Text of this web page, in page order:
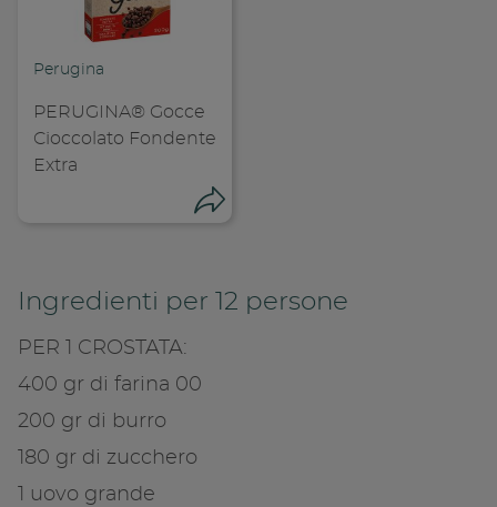
Ingredienti per 12 persone
PER 1 CROSTATA:
400 gr di farina 00
200 gr di burro
180 gr di zucchero
1 uovo grande
Perugina
PERUGINA® Gocce
Cioccolato Fondente
Extra
Condividi su
Copia link